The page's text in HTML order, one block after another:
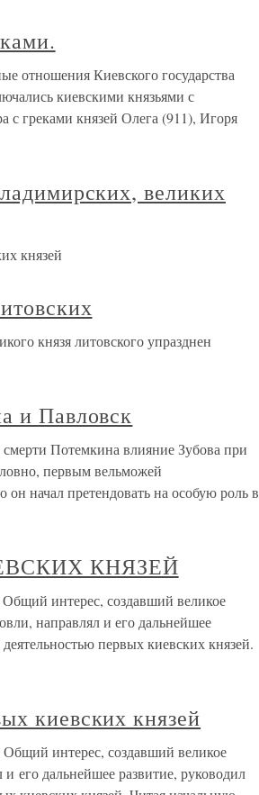
отношения Киевского государства
киевскими князьями с
с греками князей Олега (911), Игоря
великих
князей
князя литовского упразднен
и Павловск
Потемкина влияние Зубова при
первым вельможей
начал претендовать на особую роль в
КНЯЗЕЙ
интерес, создавший великое
направлял и его дальнейшее
первых киевских князей.
киевских князей
интерес, создавший великое
его дальнейшее развитие, руководил